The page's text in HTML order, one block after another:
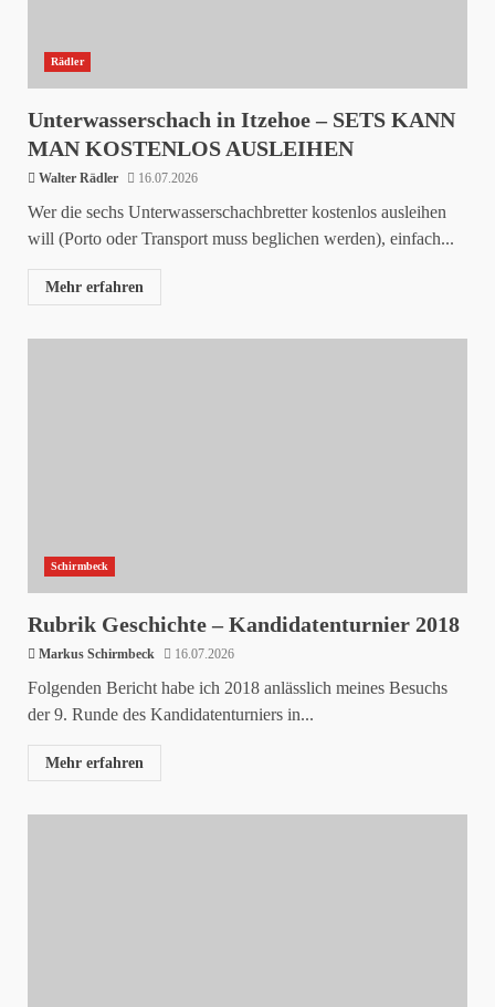
Rädler
Unterwasserschach in Itzehoe – SETS KANN
MAN KOSTENLOS AUSLEIHEN
Walter Rädler 16.07.2026
Wer die sechs Unterwasserschachbretter kostenlos ausleihen
will (Porto oder Transport muss beglichen werden), einfach...
Mehr erfahren
Schirmbeck
Rubrik Geschichte – Kandidatenturnier 2018
Markus Schirmbeck 16.07.2026
Folgenden Bericht habe ich 2018 anlässlich meines Besuchs
der 9. Runde des Kandidatenturniers in...
Mehr erfahren